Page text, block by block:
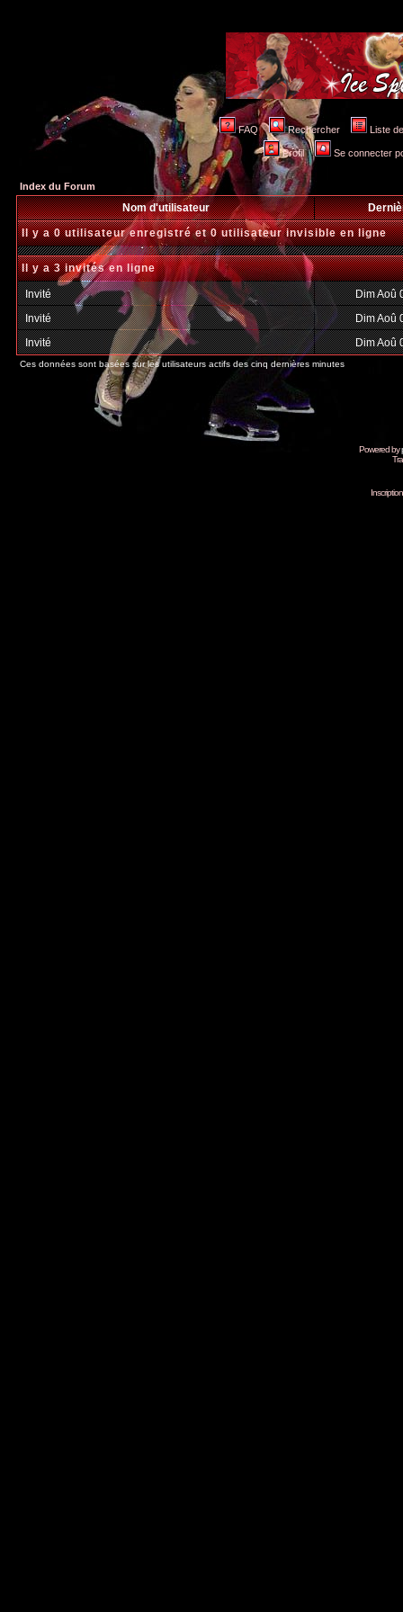
FAQ Rechercher Liste
Profil Se connecter
Index du Forum
Nom d'utilisateur
Il y a 0 utilisateur enregistré et 0 utilisateur invisible en ligne
Il y a 3 invités en ligne
Invité
Dim Aoû
Invité
Dim Aoû
Invité
Dim Aoû
Ces données sont basées sur les utilisateurs actifs des cinq dernières minutes
Powered by